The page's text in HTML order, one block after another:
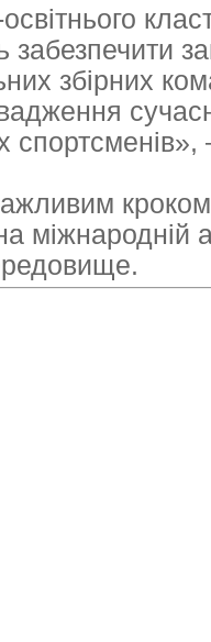
забезпечити
збірних
міжнародній